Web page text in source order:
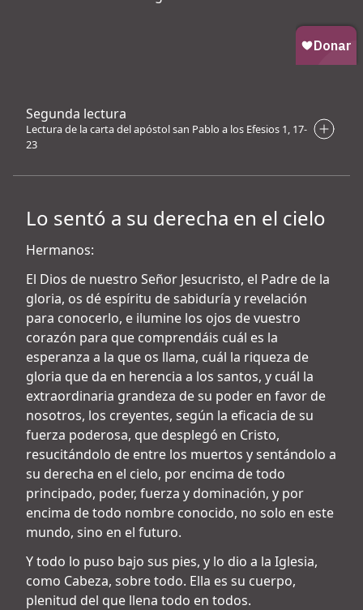
Segunda lectura
Lectura de la carta del apóstol san Pablo a los Efesios 1, 17-
23
Lo sentó a su derecha en el cielo
Hermanos:
El Dios de nuestro Señor Jesucristo, el Padre de la
gloria, os dé espíritu de sabiduría y revelación
para conocerlo, e ilumine los ojos de vuestro
corazón para que comprendáis cuál es la
esperanza a la que os llama, cuál la riqueza de
gloria que da en herencia a los santos, y cuál la
extraordinaria grandeza de su poder en favor de
nosotros, los creyentes, según la eficacia de su
fuerza poderosa, que desplegó en Cristo,
resucitándolo de entre los muertos y sentándolo a
su derecha en el cielo, por encima de todo
principado, poder, fuerza y dominación, y por
encima de todo nombre conocido, no solo en este
mundo, sino en el futuro.
Y todo lo puso bajo sus pies, y lo dio a la Iglesia,
como Cabeza, sobre todo. Ella es su cuerpo,
plenitud del que llena todo en todos.